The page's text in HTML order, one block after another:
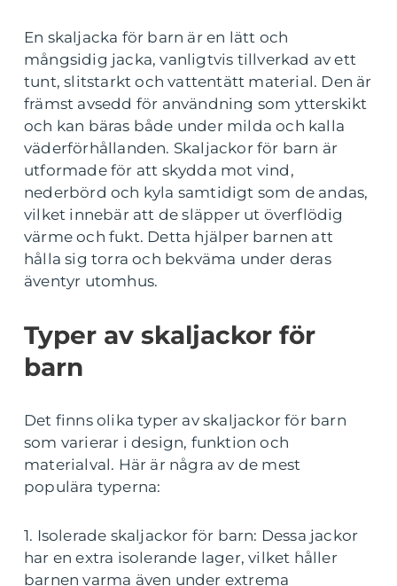
En skaljacka för barn är en lätt och
mångsidig jacka, vanligtvis tillverkad av ett
tunt, slitstarkt och vattentätt material. Den är
främst avsedd för användning som ytterskikt
och kan bäras både under milda och kalla
väderförhållanden. Skaljackor för barn är
utformade för att skydda mot vind,
nederbörd och kyla samtidigt som de andas,
vilket innebär att de släpper ut överflödig
värme och fukt. Detta hjälper barnen att
hålla sig torra och bekväma under deras
äventyr utomhus.
Typer av skaljackor för
barn
Det finns olika typer av skaljackor för barn
som varierar i design, funktion och
materialval. Här är några av de mest
populära typerna:
1. Isolerade skaljackor för barn: Dessa jackor
har en extra isolerande lager, vilket håller
barnen varma även under extrema